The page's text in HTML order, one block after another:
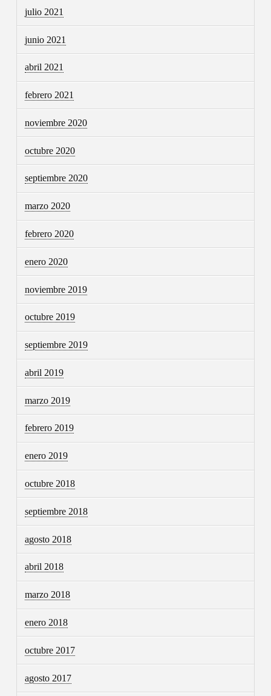
julio 2021
junio 2021
abril 2021
febrero 2021
noviembre 2020
octubre 2020
septiembre 2020
marzo 2020
febrero 2020
enero 2020
noviembre 2019
octubre 2019
septiembre 2019
abril 2019
marzo 2019
febrero 2019
enero 2019
octubre 2018
septiembre 2018
agosto 2018
abril 2018
marzo 2018
enero 2018
octubre 2017
agosto 2017